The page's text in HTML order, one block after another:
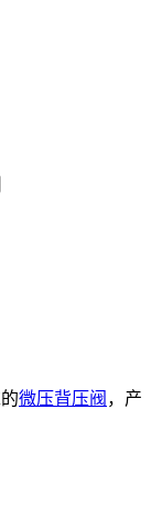
微压背压阀 ，产